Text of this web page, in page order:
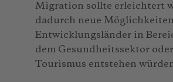
Migration sollte erleichtert
dadurch neue
Entwicklungsländer in
dem Gesundheitssektor
Tourismus entstehen